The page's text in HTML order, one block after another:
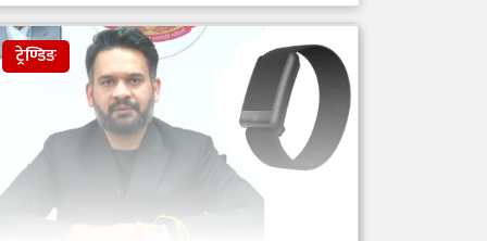
बिरामीलाई सम्पूर्ण उपचार
निःशुल्क
शहीद गंगालाल राष्ट्रिय
हृदय केन्द्रको निर्देशकमा
डा. आशिष गोविन्द अमात्य
ट्रेण्डिङ